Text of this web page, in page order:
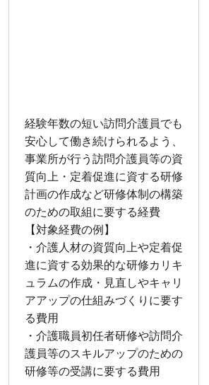
経験年数の短い訪問介護員でも
安心して働き続けられるよう、
事業所が行う訪問介護員等の資
質向上・定着促進に資する研修
計画の作成など研修体制の構築
のための取組に要する経費
【対象経費の例】
・介護人材の資質向上や定着促
進に資する効果的な研修カリキ
ュラムの作成・見直しやキャリ
アアップの仕組みづくりに要す
る費用
・介護職員初任者研修や訪問介
護員等のスキルアップのための
研修等の受講に要する費用